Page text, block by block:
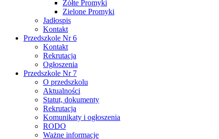
Żółte Promyki
Zielone Promyki
Jadłospis
Kontakt
Przedszkole Nr 6
Kontakt
Rekrutacja
Ogłoszenia
Przedszkole Nr 7
O przedszkolu
Aktualności
Statut, dokumenty
Rekrutacja
Komunikaty i ogłoszenia
RODO
Ważne informacje